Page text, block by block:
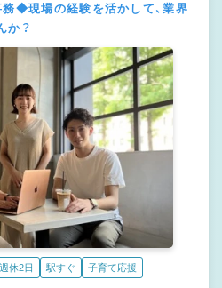
務◆現場の経験を活かして、業界
か？
休2日 駅すぐ 子育て応援